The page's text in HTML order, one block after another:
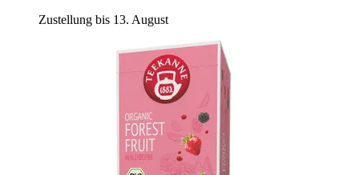
Zustellung bis 13. August